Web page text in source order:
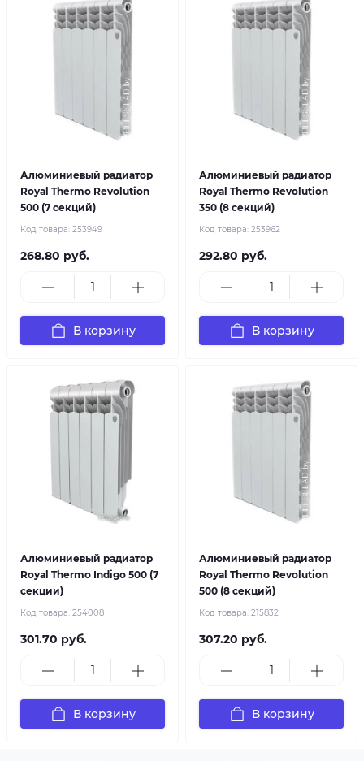
Алюминиевый радиатор
Royal Thermo Revolution
500 (7 секций)
Код товара: 253949
268.80 руб.
В корзину
Алюминиевый радиатор
Royal Thermo Revolution
350 (8 секций)
Код товара: 253962
292.80 руб.
В корзину
Алюминиевый радиатор
Royal Thermo Indigo 500 (7
секции)
Код товара: 254008
301.70 руб.
В корзину
Алюминиевый радиатор
Royal Thermo Revolution
500 (8 секций)
Код товара: 215832
307.20 руб.
В корзину